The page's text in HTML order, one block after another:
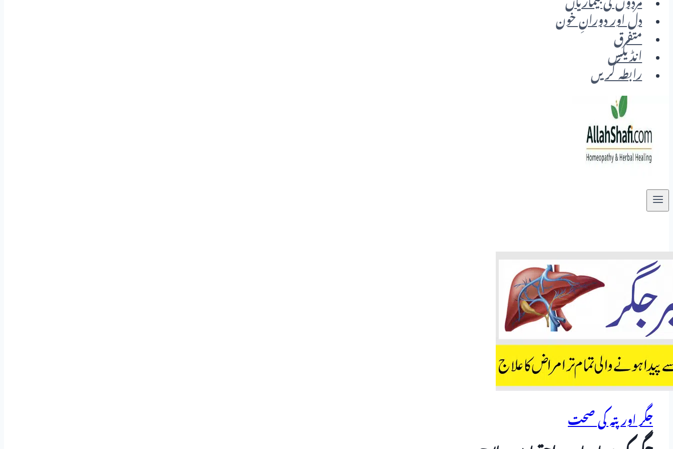
مردوں کی بیماریاں
دل اور دورانِ خون
متفرق
انڈیکس
رابطہ کریں
جگر اور پتہ کی صحت